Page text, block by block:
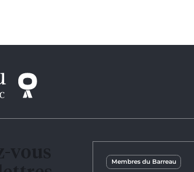
Membres du Barreau